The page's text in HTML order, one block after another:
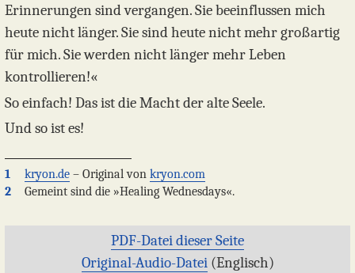
Erinnerungen sind vergangen. Sie beeinflussen mich
heute nicht länger. Sie sind heute nicht mehr großartig
für mich. Sie werden nicht länger mehr Leben
kontrollieren!«
So einfach! Das ist die Macht der alte Seele.
Und so ist es!
1 kryon.de – Original von kryon.com
2
Gemeint sind die »Healing Wednesdays«.
PDF-Datei dieser Seite
Original-Audio-Datei(Englisch)